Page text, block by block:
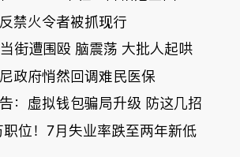
禁火令者被抓现行
街遭围殴 脑震荡 大批人起哄
政府悄然回调难民医保
：虚拟钱包骗局升级 防这几招
位！7月失业率跌至两年新低